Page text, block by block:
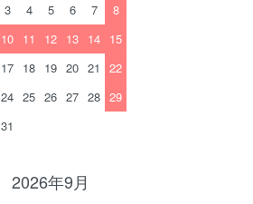
3 4 5 6 7
8
10 11 12 13 14 15
17 18 19 20 21
22
24 25 26 27 28 29
31
2026年9月